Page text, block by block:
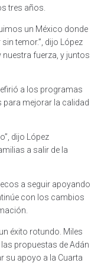
tres años.
un México donde
temor.”, dijo López
nuestra fuerza, y juntos
a los programas
para mejorar la calidad
dijo López
a salir de la
a seguir apoyando
con los cambios
éxito rotundo. Miles
propuestas de Adán
su apoyo a la Cuarta